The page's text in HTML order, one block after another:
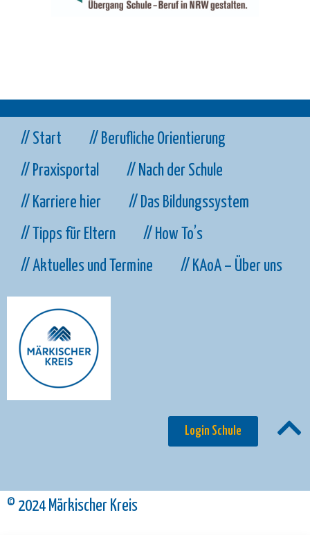
// Start
// Berufliche Orientierung
// Praxisportal
// Nach der Schule
// Karriere hier
// Das Bildungssystem
// Tipps für Eltern
// How To’s
// Aktuelles und Termine
// KAoA – Über uns
Login Schule
© 2024 Märkischer Kreis